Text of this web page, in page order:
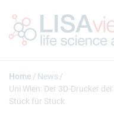
Home
News
Uni Wien: Der 3D-Drucker
Stück für Stück